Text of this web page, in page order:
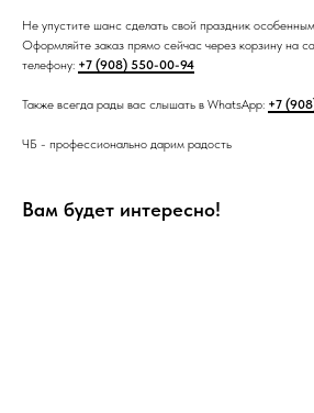
Не упустите шанс сделать свой праздник
Оформляйте заказ прямо сейчас через корзину на
телефону: +7 (908) 550-00-94
Также всегда рады вас слышать в WhatsApp: +7
ЧБ - профессионально дарим радость
Вам будет интересно!